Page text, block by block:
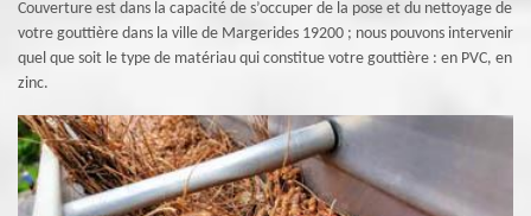
Couverture est dans la capacité de s’occuper de la pose et du nettoyage de
votre gouttière dans la ville de Margerides 19200 ; nous pouvons intervenir
quel que soit le type de matériau qui constitue votre gouttière : en PVC, en
zinc.